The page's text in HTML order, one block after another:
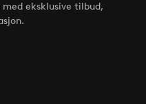
med eksklusive tilbud,